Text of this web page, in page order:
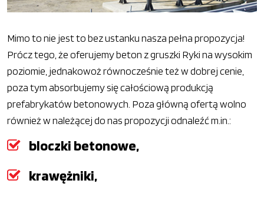
Mimo to nie jest to bez ustanku nasza pełna propozycja!
Prócz tego, że oferujemy beton z gruszki Ryki na wysokim
poziomie, jednakowoż równocześnie też w dobrej cenie,
poza tym absorbujemy się całościową produkcją
prefabrykatów betonowych. Poza główną ofertą wolno
również w należącej do nas propozycji odnaleźć m.in.:
bloczki betonowe,
krawężniki,